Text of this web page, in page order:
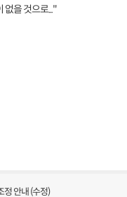
없을 것으로..."
22)